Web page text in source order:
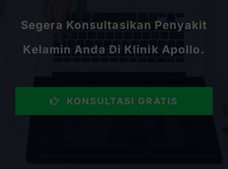
Segera Konsultasikan Penyakit
Kelamin Anda Di Klinik Apollo.
KONSULTASI GRATIS